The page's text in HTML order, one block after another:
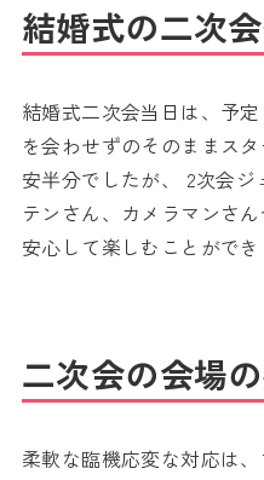
結婚式の二次
結婚式二次会当日は、予
を会わせずのそのままス
安半分でしたが、 2次会
テンさん、カメラマンさ
安心して楽しむことができ
二次会の会場
柔軟な臨機応変な対応は